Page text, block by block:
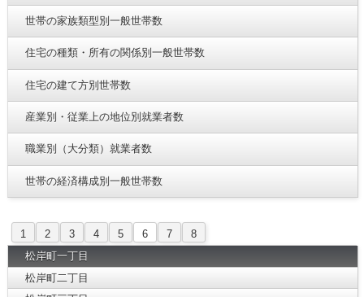
世帯の家族類型別一般世帯数
住宅の種類・所有の関係別一般世帯数
住宅の建て方別世帯数
産業別・従業上の地位別就業者数
職業別（大分類）就業者数
世帯の経済構成別一般世帯数
1 2 3 4 5 6 7
8
松岸町一丁目
松岸町二丁目